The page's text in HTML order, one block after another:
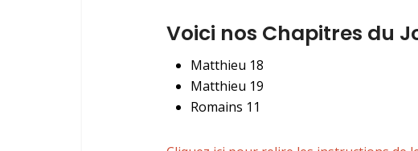
Voici nos Chapitres du
Matthieu 18
Matthieu 19
Romains 11